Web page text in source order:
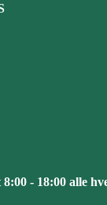
- 18:00 alle